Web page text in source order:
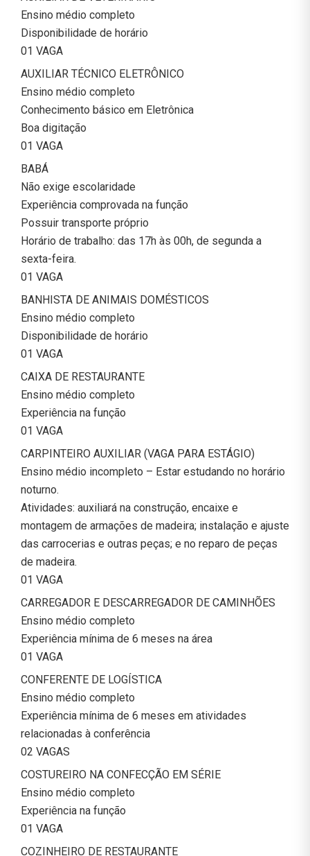
Ensino médio completo
Disponibilidade de horário
01 VAGA
AUXILIAR TÉCNICO ELETRÔNICO
Ensino médio completo
Conhecimento básico em Eletrônica
Boa digitação
01 VAGA
BABÁ
Não exige escolaridade
Experiência comprovada na função
Possuir transporte próprio
Horário de trabalho: das 17h às 00h, de segunda a
sexta-feira.
01 VAGA
BANHISTA DE ANIMAIS DOMÉSTICOS
Ensino médio completo
Disponibilidade de horário
01 VAGA
CAIXA DE RESTAURANTE
Ensino médio completo
Experiência na função
01 VAGA
CARPINTEIRO AUXILIAR (VAGA PARA ESTÁGIO)
Ensino médio incompleto – Estar estudando no horário
noturno.
Atividades: auxiliará na construção, encaixe e
montagem de armações de madeira; instalação e ajuste
das carrocerias e outras peças; e no reparo de peças
de madeira.
01 VAGA
CARREGADOR E DESCARREGADOR DE CAMINHÕES
Ensino médio completo
Experiência mínima de 6 meses na área
01 VAGA
CONFERENTE DE LOGÍSTICA
Ensino médio completo
Experiência mínima de 6 meses em atividades
relacionadas à conferência
02 VAGAS
COSTUREIRO NA CONFECÇÃO EM SÉRIE
Ensino médio completo
Experiência na função
01 VAGA
COZINHEIRO DE RESTAURANTE